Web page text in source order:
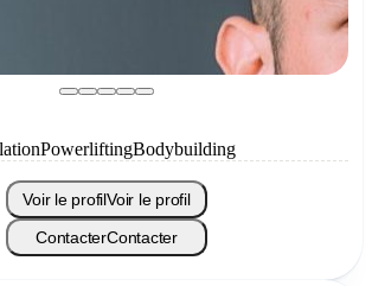
PowerliftingBodybuilding
Voir le profilVoir le profil
ContacterContacter